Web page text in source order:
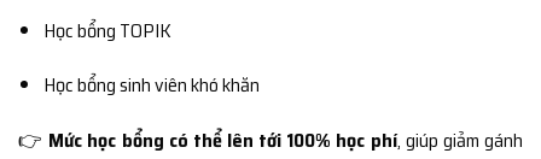
Học bổng TOPIK
Học bổng sinh viên khó khăn
👉 Mức học bổng có thể lên tới 100% học phí, giúp giảm gánh